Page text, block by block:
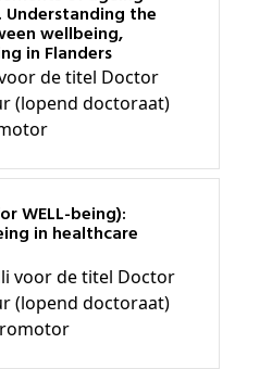
the
wellbeing,
in Flanders
de titel Doctor
(lopend doctoraat)
in healthcare
voor de titel Doctor
(lopend doctoraat)